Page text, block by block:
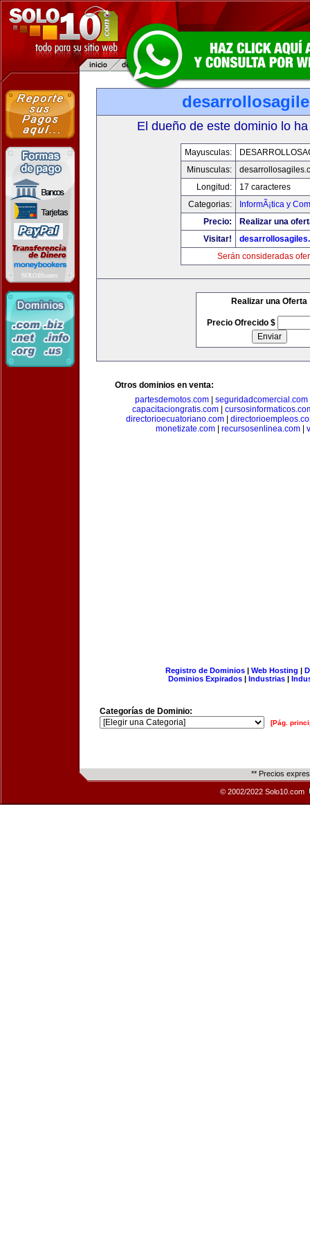
El dueño de este dominio lo
Mayusculas:
Minusculas:
Longitud:
17 caracteres
Categorias:
InformÃ¡tica y
Precio:
Realizar una
Visitar!
Serán consideradas
Realizar una Oferta
Precio Ofrecido $
Otros dominios en venta:
partesdemotos.com| seguridadcomercial.com
capacitaciongratis.com|
directorioecuatoriano.com
monetizate.com
recursosenlinea.com
Registro de Dominios| Web Hosting |
Dominios Expirados | Industrias |
Categorías de Dominio:
[Pág.
** Precios
© 2002/2022 Solo10.com